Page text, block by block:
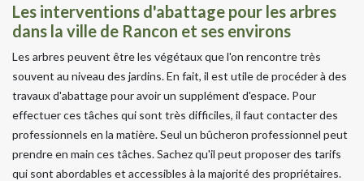
Les interventions d'abattage pour les arbres
dans la ville de Rancon et ses environs
Les arbres peuvent être les végétaux que l'on rencontre très
souvent au niveau des jardins. En fait, il est utile de procéder à des
travaux d'abattage pour avoir un supplément d'espace. Pour
effectuer ces tâches qui sont très difficiles, il faut contacter des
professionnels en la matière. Seul un bûcheron professionnel peut
prendre en main ces tâches. Sachez qu'il peut proposer des tarifs
qui sont abordables et accessibles à la majorité des propriétaires.